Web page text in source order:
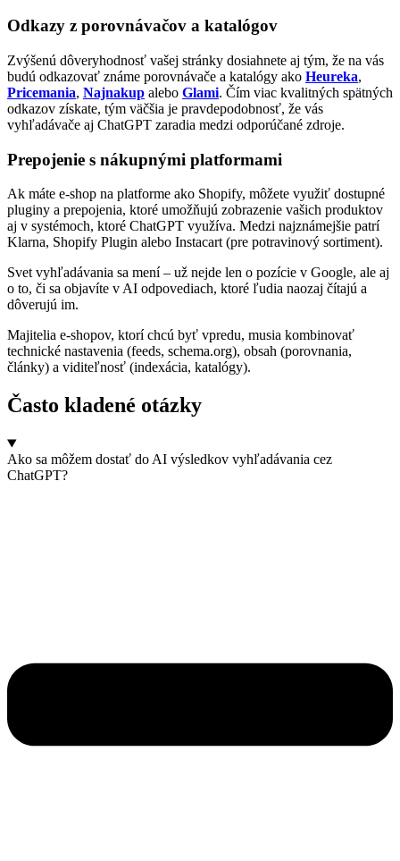
Odkazy z porovnávačov a katalógov
Zvýšenú dôveryhodnosť vašej stránky dosiahnete aj tým, že na vás
budú odkazovať známe porovnávače a katalógy ako Heureka,
Pricemania, Najnakup alebo Glami. Čím viac kvalitných spätných
odkazov získate, tým väčšia je pravdepodobnosť, že vás
vyhľadávače aj ChatGPT zaradia medzi odporúčané zdroje.
Prepojenie s nákupnými platformami
Ak máte e-shop na platforme ako Shopify, môžete využiť dostupné
pluginy a prepojenia, ktoré umožňujú zobrazenie vašich produktov
aj v systémoch, ktoré ChatGPT využíva. Medzi najznámejšie patrí
Klarna, Shopify Plugin alebo Instacart (pre potravinový sortiment).
Svet vyhľadávania sa mení – už nejde len o pozície v Google, ale aj
o to, či sa objavíte v AI odpovediach, ktoré ľudia naozaj čítajú a
dôverujú im.
Majitelia e-shopov, ktorí chcú byť vpredu, musia kombinovať
technické nastavenia (feeds, schema.org), obsah (porovnania,
články) a viditeľnosť (indexácia, katalógy).
Často kladené otázky
Ako sa môžem dostať do AI výsledkov vyhľadávania cez
ChatGPT?